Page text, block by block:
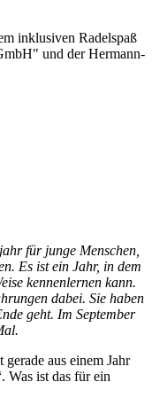
inklusiven Radelspaß
und der Hermann-
für junge Menschen,
Es ist ein Jahr, in dem
kennenlernen kann.
dabei. Sie haben
geht. Im September
aus einem Jahr
Was ist das für ein